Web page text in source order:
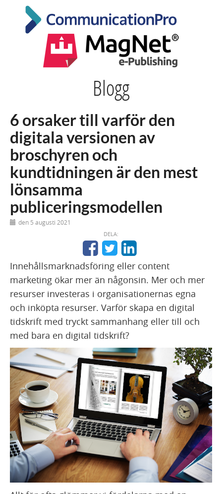
Blogg
6 orsaker till varför den
digitala versionen av
broschyren och
kundtidningen är den mest
lönsamma
publiceringsmodellen
den 5 augusti 2021
DELA:
Innehållsmarknadsföring eller content
marketing ökar mer än någonsin. Mer och mer
resurser investeras i organisationernas egna
och inköpta resurser. Varför skapa en digital
tidskrift med tryckt sammanhang eller till och
med bara en digital tidskrift?